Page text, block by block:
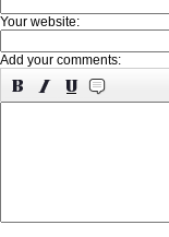
Your website:
Add your comments: